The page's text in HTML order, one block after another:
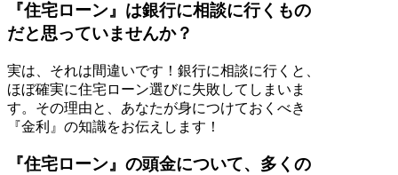
『住宅ローン』は銀行に相談に行くもの
だと思っていませんか？
実は、それは間違いです！銀行に相談に行くと、
ほぼ確実に住宅ローン選びに失敗してしまいま
す。その理由と、あなたが身につけておくべき
『金利』の知識をお伝えします！
『住宅ローン』の頭金について、多くの